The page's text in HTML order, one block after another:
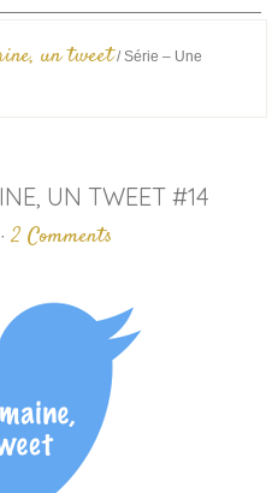
un tweet /Série – Une
UN TWEET #14
· 2 Comments